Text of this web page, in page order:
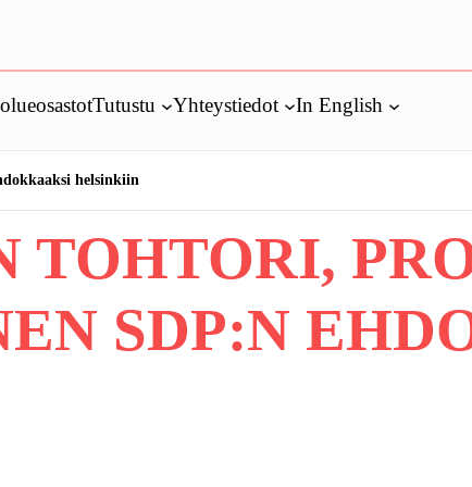
Tutustu Yhteystiedot In English
helsinkiin
TOHTORI,
SDP:N